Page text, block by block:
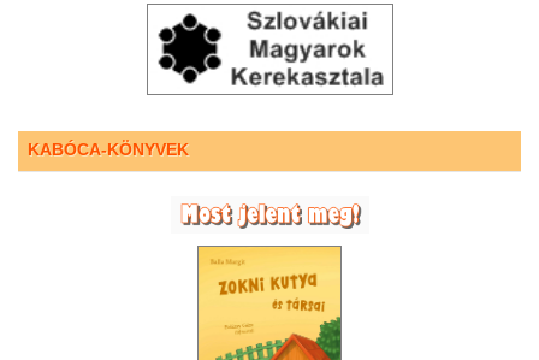
KABÓCA-KÖNYVEK